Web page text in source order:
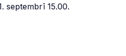
septembrī 15.00.